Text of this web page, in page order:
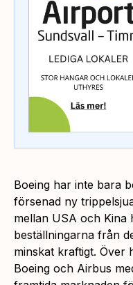
Boeing har inte bara
försenad ny
mellan USA och Kina
beställningarna från
minskat kraftigt. Över
Boeing och Airbus